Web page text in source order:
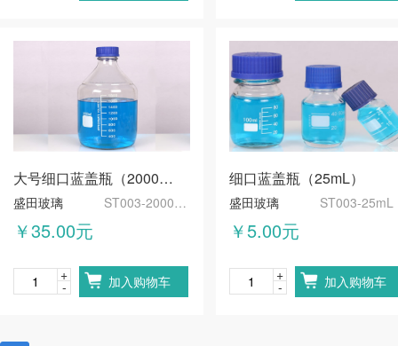
大号细口蓝盖瓶（2000mL）
盛田玻璃 ST003-2000mL
￥35.00元
-
+ 加入购物车
细口蓝盖瓶（25mL）
盛田玻璃 ST003-25mL
￥5.00元
-
+ 加入购物车